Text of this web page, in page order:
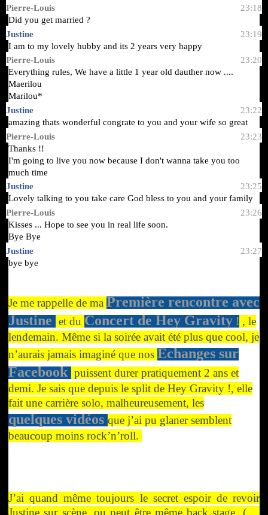
23:18
Pierre-Louis
Did you get married ?
23:19
Justine
I am to my lovely hubby and its 2 years very happy
23:20
Pierre-Louis
Everything rules, We have a little 1 year old dauther now ....
Maerilou
Marilou*
23:22
Justine
amazing thats wonderful congrate to you and your wife so great
23:23
Pierre-Louis
Thanks !!
I'm going to live you now because I don't wanna take you too
much time
23:25
Justine
Lovely talking to you take care God bless to you and your family
23:26
Pierre-Louis
Kisses ... Hope to see you in real life soon.
Bye Bye
23:27
Justine
bye bye
Je me rappelle de ma Première rencontre avec
Justine et du Concert de Hey Gravity ! , le
lendemain. Même si la soirée avait été plus que cool, je
n’aurais jamais imaginé que nos Echanges sur
Facebook puissent durer pratiquement 2 ans et
demi. Je sais que depuis le split de Hey Gravity !, elle
fait une carrière solo, malheureusement, les
quelques vidéos que j’ai pu glaner semblent
beaucoup moins rock’n’roll.
J’ai quand même toujours le secret espoir de revoir
Justine sur scène, ou peut être même back stage. ( ...